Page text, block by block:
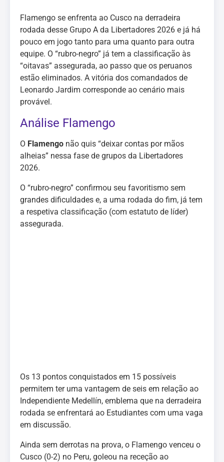
Flamengo se enfrenta ao Cusco na derradeira
rodada desse Grupo A da Libertadores 2026 e já há
pouco em jogo tanto para uma quanto para outra
equipe. O “rubro-negro” já tem a classificação às
“oitavas” assegurada, ao passo que os peruanos
estão eliminados. A vitória dos comandados de
Leonardo Jardim corresponde ao cenário mais
provável.
Análise Flamengo
O Flamengo não quis “deixar contas por mãos
alheias” nessa fase de grupos da Libertadores
2026.
O “rubro-negro” confirmou seu favoritismo sem
grandes dificuldades e, a uma rodada do fim, já tem
a respetiva classificação (com estatuto de líder)
assegurada.
Os 13 pontos conquistados em 15 possíveis
permitem ter uma vantagem de seis em relação ao
Independiente Medellín, emblema que na derradeira
rodada se enfrentará ao Estudiantes com uma vaga
em discussão.
Ainda sem derrotas na prova, o Flamengo venceu o
Cusco (0-2) no Peru, goleou na receção ao